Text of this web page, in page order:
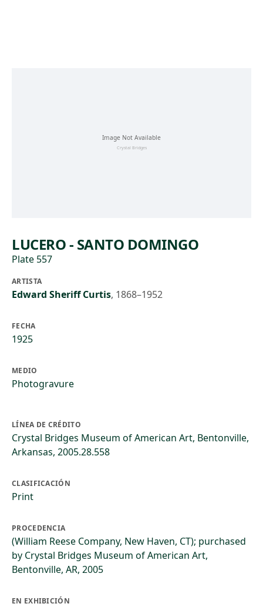
LUCERO - SANTO DOMINGO
Plate 557
ARTISTA
Edward Sheriff Curtis, 1868–1952
FECHA
1925
MEDIO
Photogravure
LÍNEA DE CRÉDITO
Crystal Bridges Museum of American Art, Bentonville,
Arkansas, 2005.28.558
CLASIFICACIÓN
Print
PROCEDENCIA
(William Reese Company, New Haven, CT); purchased
by Crystal Bridges Museum of American Art,
Bentonville, AR, 2005
EN EXHIBICIÓN